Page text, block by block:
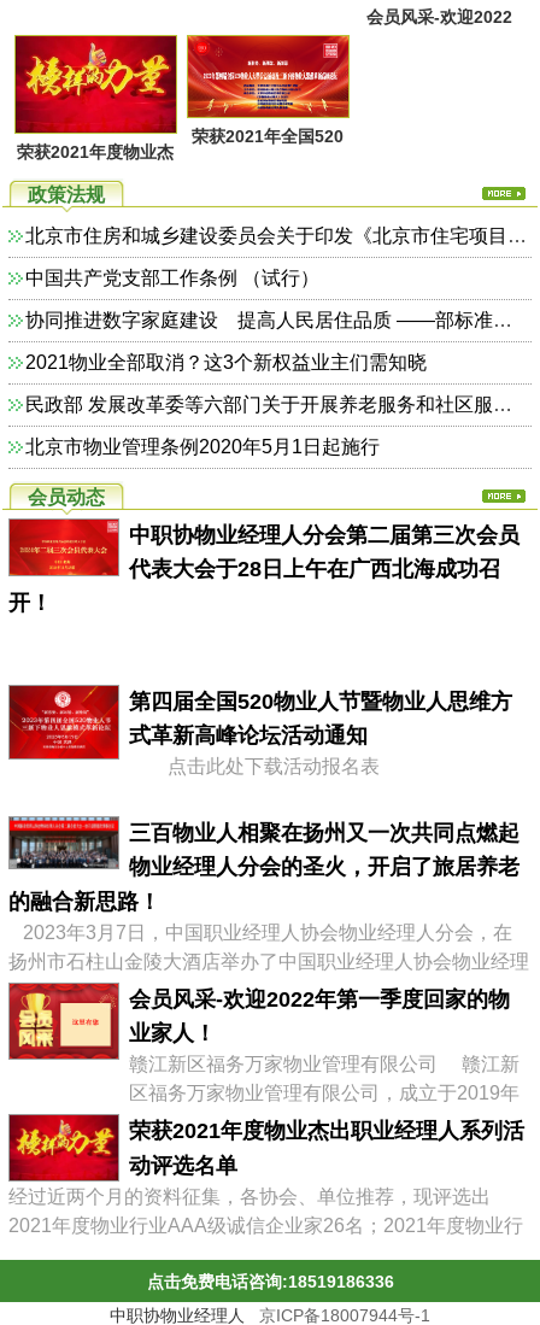
的融合新思路！
会员风采-欢迎2022
荣获2021年度物业杰
出职业经理人系列活
动评选名单
荣获2021年全国520
列评选名单
政策法规
北京市住房和城乡建设委员会关于印发《北京市住宅项目物业服务综合监管实施方案（试行）》的通知
中国共产党支部工作条例 （试行）
协同推进数字家庭建设 提高人民居住品质 ——部标准定额司相关负责人解读《关于加快发展数字家庭 提高居住品质的指导意见》
2021物业全部取消？这3个新权益业主们需知晓
民政部 发展改革委等六部门关于开展养老服务和社区服务信息惠民工程试点工作的通知（民函〔2014〕325号）
北京市物业管理条例2020年5月1日起施行
会员动态
中职协物业经理人分会第二届第三次会员
代表大会于28日上午在广西北海成功召
开！
第四届全国520物业人节暨物业人思维方
式革新高峰论坛活动通知
点击此处下载活动报名表
三百物业人相聚在扬州又一次共同点燃起
物业经理人分会的圣火，开启了旅居养老
的融合新思路！
2023年3月7日，中国职业经理人协会物业经理人分会，在
扬州市石柱山金陵大酒店举办了中国职业经理人协会物业经理
人分会第二届会员大会暨物业企业转型发展高峰论坛，有来自
全国物业协会、物业公司的300多位代表参加了会议，李占军
会长继续连任会长，会议通过《中职协物业经理人分会管理办
法》，并选举出了第二届分会理事会、第二届常务理事、副会
长及名誉会长。 李占军连任...
会员风采-欢迎2022年第一季度回家的物
业家人！
赣江新区福务万家物业管理有限公司 赣江新
区福务万家物业管理有限公司，成立于2019年
03月08日，属赣江控股集团旗下中赣置业全资
子公司，目前在管11个项目。 企业经营范围:
物业管理，文化场馆管理服务，商业综合体管
理服务，园区管理服务，集贸市场管理服务，
停车场管理服务，工程管理服务，供冷供暖设
施管理服务，酒店管理服务，城市绿化管理服
务，会议及展览服务，礼...
荣获2021年度物业杰出职业经理人系列活
动评选名单
经过近两个月的资料征集，各协会、单位推荐，现评选出
2021年度物业行业AAA级诚信企业家26名；2021年度物业行
85名；2021年度物业行业优秀总监38名；2021年度物业行业
最具员工幸福感企业43家；2021年度物业职业经理人推崇
点击免费电话咨询:18519186336
中职协物业经理人 京ICP备18007944号-1